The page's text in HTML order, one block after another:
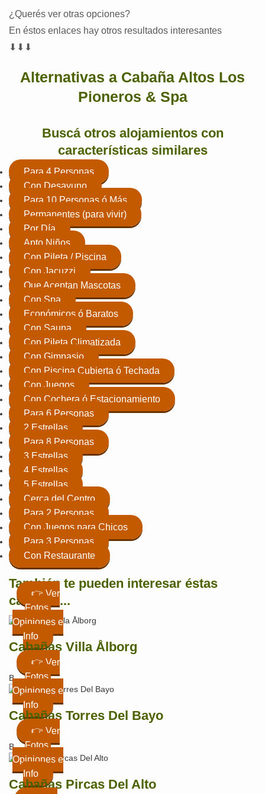
¿Querés ver otras opciones?
En éstos enlaces hay otros resultados interesantes
⬇⬇⬇
Alternativas a Cabaña Altos Los
Pioneros & Spa
Buscá otros alojamientos con
características similares
Para 4 Personas
Con Desayuno
Para 10 Personas ó Más
Permanentes (para vivir)
Por Día
Apto Niños
Con Pileta / Piscina
Con Jacuzzi
Que Aceptan Mascotas
Con Spa
Económicos ó Baratos
Con Sauna
Con Pileta Climatizada
Con Gimnasio
Con Piscina Cubierta ó Techada
Con Juegos
Con Cochera ó Estacionamiento
Para 6 Personas
2 Estrellas
Para 8 Personas
3 Estrellas
4 Estrellas
5 Estrellas
Cerca del Centro
Para 2 Personas
Con Juegos para Chicos
Para 3 Personas
Con Restaurante
También te pueden interesar éstas
cabañas...
👉 Ver
Fotos,
Opiniones e
Info
Cabañas Villa Ålborg
📆 Ver Precio x Noche
B
👉 Ver
Fotos,
Opiniones e
Info
Cabañas Torres Del Bayo
📆 Ver Precio x Noche
B
👉 Ver
Fotos,
Opiniones e
Info
Cabañas Pircas Del Alto